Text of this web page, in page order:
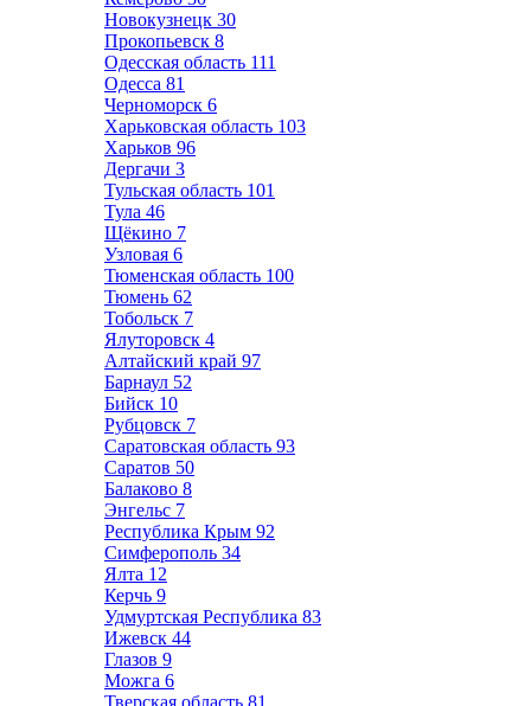
Новокузнецк 30
Прокопьевск 8
Одесская область 111
Одесса 81
Черноморск 6
Харьковская область 103
Харьков 96
Дергачи 3
Тульская область 101
Тула 46
Щёкино 7
Узловая 6
Тюменская область 100
Тюмень 62
Тобольск 7
Ялуторовск 4
Алтайский край 97
Барнаул 52
Бийск 10
Рубцовск 7
Саратовская область 93
Саратов 50
Балаково 8
Энгельс 7
Республика Крым 92
Симферополь 34
Ялта 12
Керчь 9
Удмуртская Республика 83
Ижевск 44
Глазов 9
Можга 6
Тверская область 81